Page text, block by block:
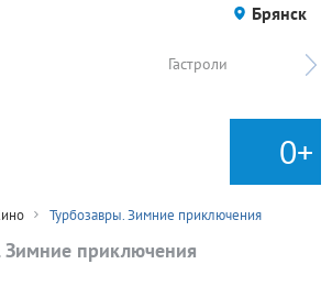
Брянск
Гастроли
0+
Турбозавры. Зимние приключения
Зимние приключения